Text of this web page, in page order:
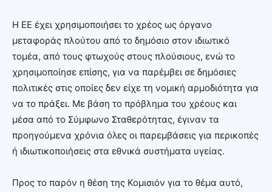
Η ΕΕ έχει χρησιμοποιήσει το χρέος ως όργανο
μεταφοράς πλούτου από το δημόσιο στον ιδιωτικό
τομέα, από τους φτωχούς στους πλούσιους, ενώ το
χρησιμοποίησε επίσης, για να παρέμβει σε δημόσιες
πολιτικές στις οποίες δεν είχε τη νομική αρμοδιότητα για
να το πράξει. Με βάση το πρόβλημα του χρέους και
μέσα από το Σύμφωνο Σταθερότητας, έγιναν τα
προηγούμενα χρόνια όλες οι παρεμβάσεις για περικοπές
ή ιδιωτικοποιήσεις στα εθνικά συστήματα υγείας.
Προς το παρόν η θέση της Κομισιόν για το θέμα αυτό,